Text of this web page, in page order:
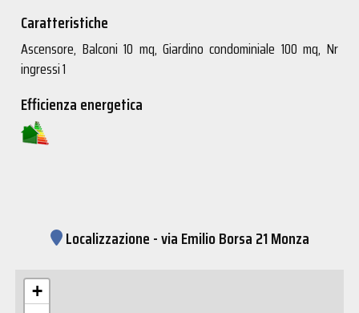
Caratteristiche
Ascensore, Balconi 10 mq, Giardino condominiale 100 mq, Nr
ingressi 1
Efficienza energetica
Localizzazione - via Emilio Borsa 21 Monza